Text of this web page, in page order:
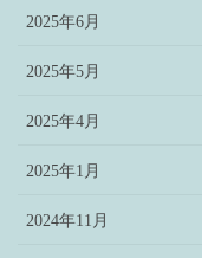
2025年6月
2025年5月
2025年4月
2025年1月
2024年11月